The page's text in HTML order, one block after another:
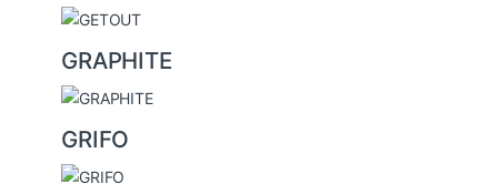
GRAPHITE
GRIFO